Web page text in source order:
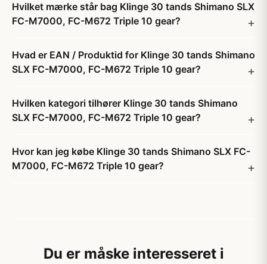
Hvilket mærke står bag Klinge 30 tands Shimano SLX
FC-M7000, FC-M672 Triple 10 gear?
Hvad er EAN / Produktid for Klinge 30 tands Shimano
SLX FC-M7000, FC-M672 Triple 10 gear?
Hvilken kategori tilhører Klinge 30 tands Shimano
SLX FC-M7000, FC-M672 Triple 10 gear?
Hvor kan jeg købe Klinge 30 tands Shimano SLX FC-
M7000, FC-M672 Triple 10 gear?
Du er måske interesseret i